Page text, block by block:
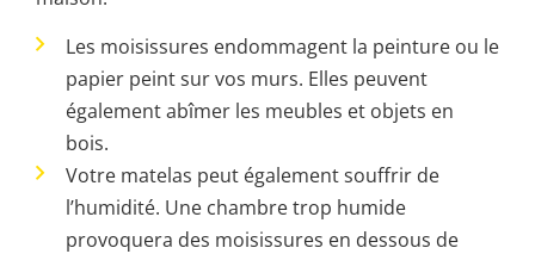
Les moisissures endommagent la peinture ou le
papier peint sur vos murs. Elles peuvent
également abîmer les meubles et objets en
bois.
Votre matelas peut également souffrir de
l’humidité. Une chambre trop humide
provoquera des moisissures en dessous de